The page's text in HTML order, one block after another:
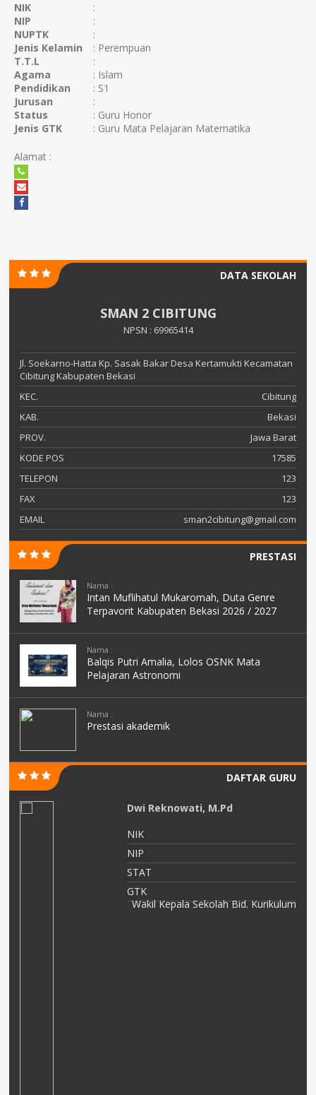
NIK
:
NIP
:
NUPTK
:
Jenis Kelamin
: Perempuan
T.T.L
:
Agama
: Islam
Pendidikan
: S1
Jurusan
:
Status
: Guru Honor
Jenis GTK
: Guru Mata Pelajaran Matematika
Alamat :
DATA SEKOLAH
SMAN 2 CIBITUNG
NPSN : 69965414
Jl. Soekarno-Hatta Kp. Sasak Bakar Desa Kertamukti Kecamatan
Cibitung Kabupaten Bekasi
KEC.
Cibitung
KAB.
Bekasi
PROV.
Jawa Barat
KODE POS
17585
TELEPON
123
FAX
123
EMAIL
sman2cibitung@gmail.com
PRESTASI
Nama :
Intan Muflihatul Mukaromah, Duta Genre
Terpavorit Kabupaten Bekasi 2026 / 2027
Nama :
Balqis Putri Amalia, Lolos OSNK Mata
Pelajaran Astronomi
Nama :
Prestasi akademik
DAFTAR GURU
Dwi Reknowati, M.Pd
NIK
NIP
STAT
GTK
Wakil Kepala Sekolah Bid. Kurikulum